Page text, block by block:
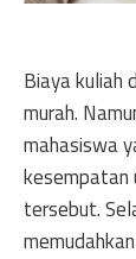
Biaya kuliah
murah.
mahasiswa
kesempatan
tersebut.